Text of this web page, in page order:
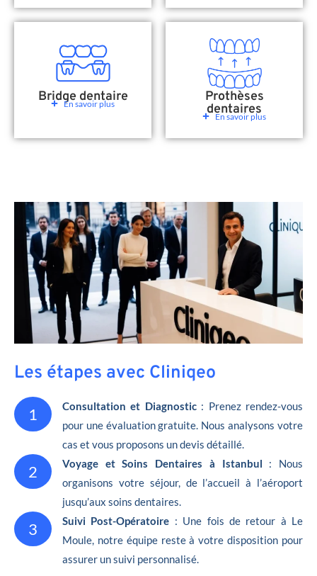
Bridge dentaire
En savoir plus Prothèses
dentaires
En savoir plus
Les étapes avec Cliniqeo
1 Consultation et Diagnostic: Prenez rendez-vous
pour une évaluation gratuite. Nous analysons votre
cas et vous proposons un devis détaillé.
2 Voyage et Soins Dentaires à Istanbul : Nous
organisons votre séjour, de l’accueil à l’aéroport
jusqu’aux soins dentaires.
3 Suivi Post-Opératoire : Une fois de retour à Le
Moule, notre équipe reste à votre disposition pour
assurer un suivi personnalisé.